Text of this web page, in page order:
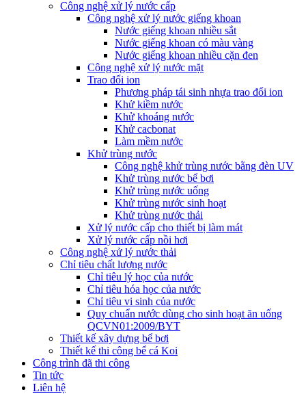
Công nghệ xử lý nước cấp
Công nghệ xử lý nước giếng khoan
Nước giếng khoan nhiều sắt
Nước giếng khoan có màu vàng
Nước giếng khoan nhiều cặn đen
Công nghệ xử lý nước mặt
Trao đổi ion
Phương pháp tái sinh nhựa trao đổi ion
Khử kiềm nước
Khử khoáng nước
Khử cacbonat
Làm mềm nước
Khử trùng nước
Công nghệ khử trùng nước bằng đèn UV
Khử trùng nước bể bơi
Khử trùng nước uống
Khử trùng nước sinh hoạt
Khử trùng nước thải
Xử lý nước cấp cho thiết bị làm mát
Xử lý nước cấp nồi hơi
Công nghệ xử lý nước thải
Chỉ tiêu chất lượng nước
Chỉ tiêu lý học của nước
Chỉ tiêu hóa học của nước
Chỉ tiêu vi sinh của nước
Quy chuẩn nước dùng cho sinh hoạt ăn uống
QCVN01:2009/BYT
Thiết kế xây dựng bể bơi
Thiết kế thi công bể cá Koi
Công trình đã thi công
Tin tức
Liên hệ